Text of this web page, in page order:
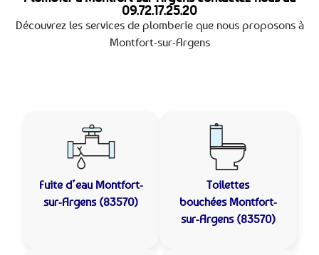
09.72.17.25.20
Découvrez les services de plomberie que nous proposons à
Montfort-sur-Argens
Fuite d’eau Montfort-
sur-Argens (83570)
Toilettes
bouchées Montfort-
sur-Argens (83570)